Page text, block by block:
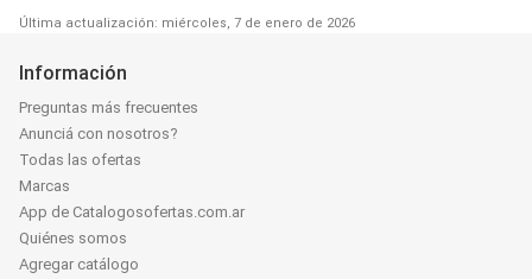
Última actualización: miércoles, 7 de enero de 2026
Información
Preguntas más frecuentes
Anunciá con nosotros?
Todas las ofertas
Marcas
App de Catalogosofertas.com.ar
Quiénes somos
Agregar catálogo